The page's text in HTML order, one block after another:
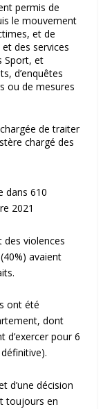
permis de
le mouvement
et de
des services
Sport, et
d’enquêtes
ou de mesures
de traiter
chargé des
dans 610
2021
des violences
avaient
ont été
dont
d’exercer pour 6
d’une décision
toujours en